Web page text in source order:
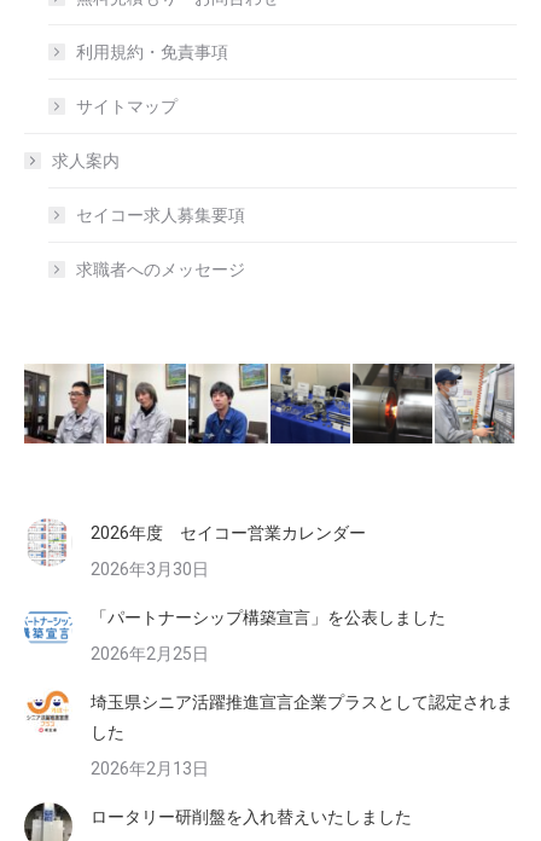
利用規約・免責事項
サイトマップ
求人案内
セイコー求人募集要項
求職者へのメッセージ
2026年度 セイコー営業カレンダー
2026年3月30日
「パートナーシップ構築宣言」を公表しました
2026年2月25日
埼玉県シニア活躍推進宣言企業プラスとして認定されま
した
2026年2月13日
ロータリー研削盤を入れ替えいたしました